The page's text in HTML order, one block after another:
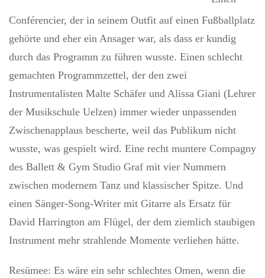
Conférencier, der in seinem Outfit auf einen Fußballplatz
gehörte und eher ein Ansager war, als dass er kundig
durch das Programm zu führen wusste. Einen schlecht
gemachten Programmzettel, der den zwei
Instrumentalisten Malte Schäfer und Alissa Giani (Lehrer
der Musikschule Uelzen) immer wieder unpassenden
Zwischenapplaus bescherte, weil das Publikum nicht
wusste, was gespielt wird. Eine recht muntere Compagny
des Ballett & Gym Studio Graf mit vier Nummern
zwischen modernem Tanz und klassischer Spitze. Und
einen Sänger-Song-Writer mit Gitarre als Ersatz für
David Harrington am Flügel, der dem ziemlich staubigen
Instrument mehr strahlende Momente verliehen hätte.
Resümee: Es wäre ein sehr schlechtes Omen, wenn die